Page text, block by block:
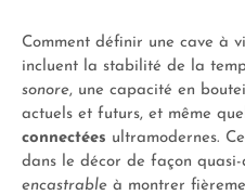
Comment définir une cave à
incluent la stabilité de la
sonore, une capacité en
actuels et futurs, et même
connectées ultramodernes.
dans le décor de façon quasi-
encastrable à montrer